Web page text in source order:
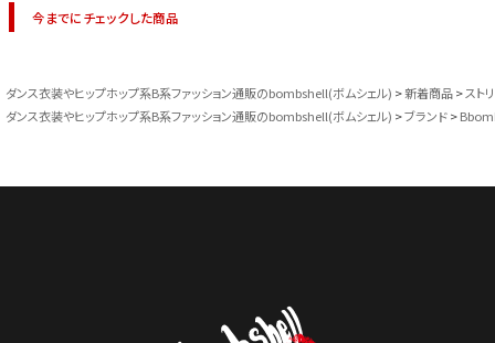
今までにチェックした商品
ダンス衣装やヒップホップ系B系ファッション通販のbombshell(ボムシェル) 新着商品
スト
ダンス衣装やヒップホップ系B系ファッション通販のbombshell(ボムシェル)
ブランド